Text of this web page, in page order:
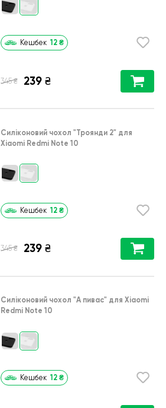
Кешбек 12 ₴
345 ₴ 239 ₴
Силіконовий чохол "Троянди 2" для
Xiaomi Redmi Note 10
Кешбек 12 ₴
345 ₴ 239 ₴
Силіконовий чохол "А пивас" для Xiaomi
Redmi Note 10
Кешбек 12 ₴